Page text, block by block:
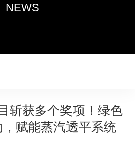
NEWS
斩获多个奖项！绿色
赋能蒸汽透平系统